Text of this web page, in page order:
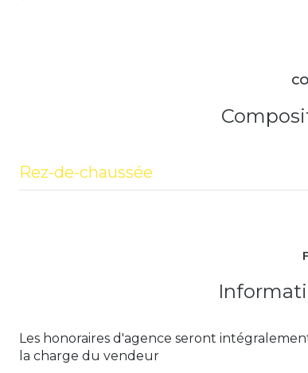
Rez-de-chaussée
chambre
Les honoraires d'agence seront
la charge du vendeur